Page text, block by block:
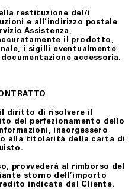
restituzione del/i
e all’indirizzo postale
Assistenza,
il prodotto,
i sigilli eventualmente
accessoria.
il diritto di risolvere il
del perfezionamento dello
insorgessero
alla titolarità della carta di
provvederà al rimborso del
storno dell’importo
indicata dal Cliente.